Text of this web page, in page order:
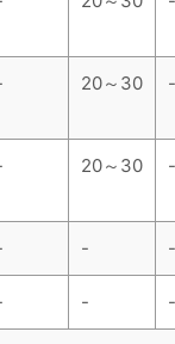
20～30 -
20～30 -
- -
- -